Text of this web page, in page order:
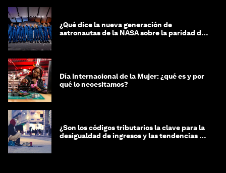
¿Qué dice la nueva generación de
astronautas de la NASA sobre la paridad de
Día Internacional de la Mujer: ¿qué es y por
qué lo necesitamos?
¿Son los códigos tributarios la clave para la
desigualdad de ingresos y las tendencias de